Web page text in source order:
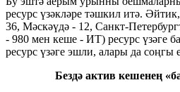
ресурс үзәкләре тәшкил итә.
36, Мәскәүдә - 12, Санкт-
- 980 мен кеше - ИТ) ресурс үзәге
ресурс үзәге эшли, алары да соңгы
Бездә актив кешенең